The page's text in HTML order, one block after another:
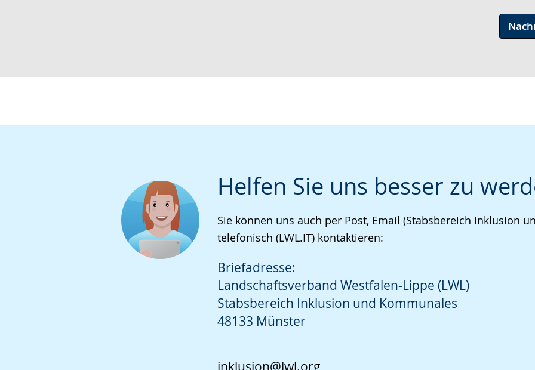
Helfen Sie uns besser zu
Sie können uns auch per Post, Email (Stabsbereich Inklusion
telefonisch (LWL.IT) kontaktieren:
Briefadresse:
Landschaftsverband Westfalen-Lippe (LWL)
Stabsbereich Inklusion und Kommunales
48133 Münster
inklusion@lwl.org